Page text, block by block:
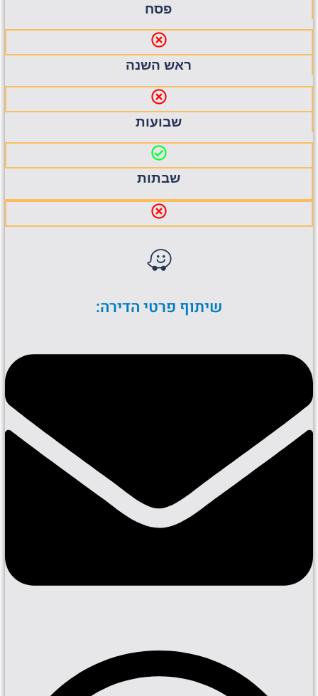
פסח
ראש השנה
שבועות
שבתות
שיתוף פרטי הדירה: